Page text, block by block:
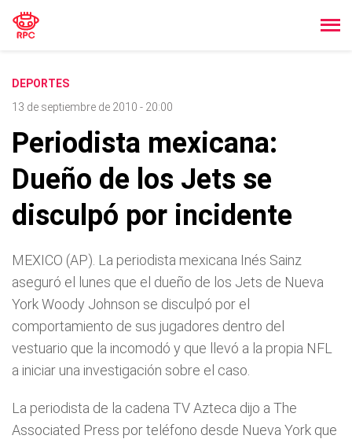
DEPORTES
13 de septiembre de 2010 - 20:00
Periodista mexicana:
Dueño de los Jets se
disculpó por incidente
MEXICO (AP). La periodista mexicana Inés Sainz
aseguró el lunes que el dueño de los Jets de Nueva
York Woody Johnson se disculpó por el
comportamiento de sus jugadores dentro del
vestuario que la incomodó y que llevó a la propia NFL
a iniciar una investigación sobre el caso.
La periodista de la cadena TV Azteca dijo a The
Associated Press por teléfono desde Nueva York que